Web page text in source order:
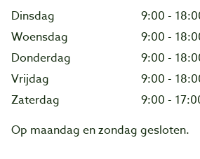
Dinsdag
9:00 -
Woensdag
9:00 -
Donderdag
9:00 -
Vrijdag
9:00 -
Zaterdag
9:00 -
Op maandag en zondag gesloten.